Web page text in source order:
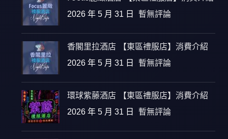
2026 年 5 月 31 日 暫無評論
香閣里拉酒店 【東區禮服店】消費介紹
2026 年 5 月 31 日 暫無評論
環球紫藤酒店 【東區禮服店】消費介紹
2026 年 5 月 31 日 暫無評論